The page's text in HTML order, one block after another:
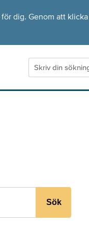
dig. Genom att
Sök